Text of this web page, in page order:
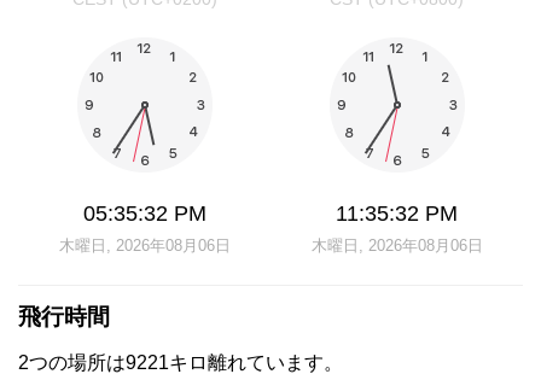
05:35:32 PM
木曜日, 2026年08月06日
11:35:32 PM
木曜日, 2026年08月06日
飛行時間
2つの場所は9221キロ離れています。